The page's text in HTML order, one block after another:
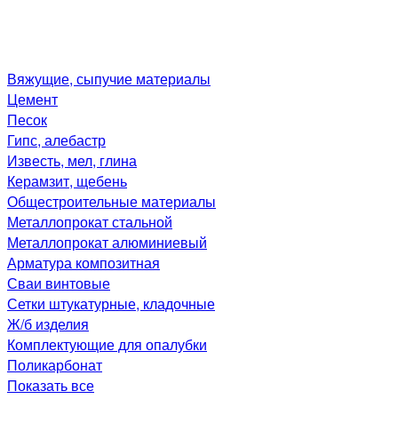
Вяжущие, сыпучие материалы
Цемент
Песок
Гипс, алебастр
Известь, мел, глина
Керамзит, щебень
Общестроительные материалы
Металлопрокат стальной
Металлопрокат алюминиевый
Арматура композитная
Сваи винтовые
Сетки штукатурные, кладочные
Ж/б изделия
Комплектующие для опалубки
Поликарбонат
Показать все